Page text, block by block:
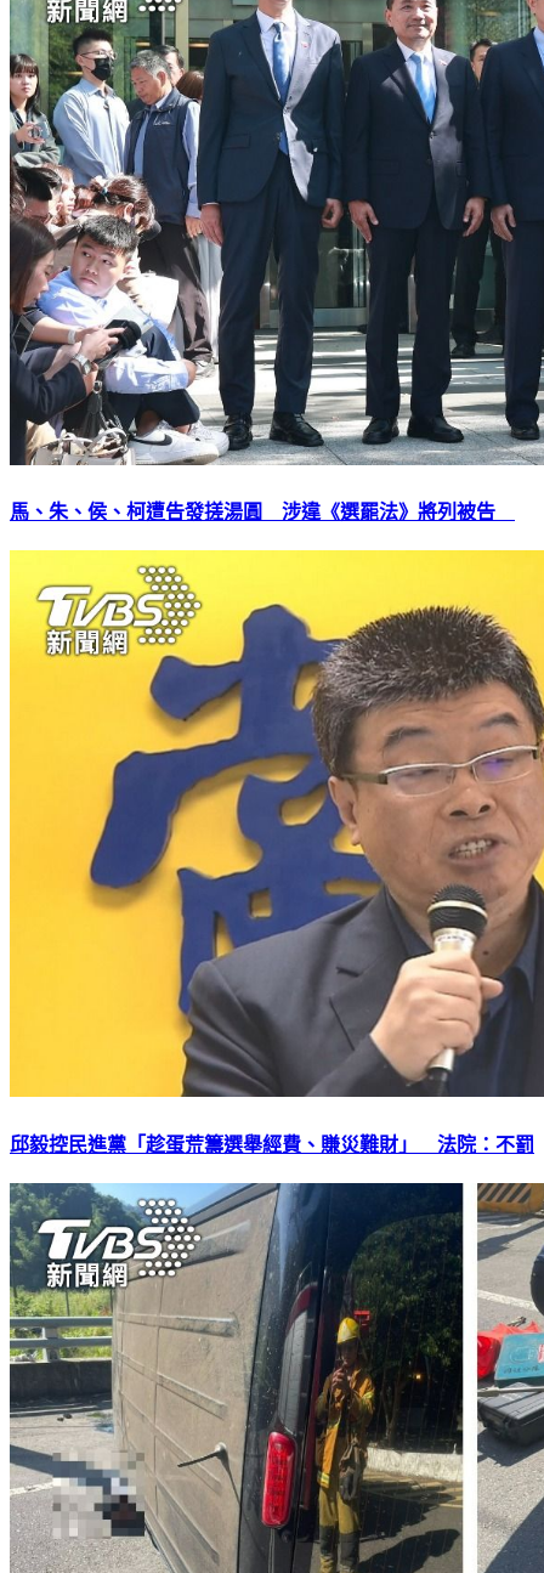
馬、朱、侯、柯遭告發搓湯圓 涉違《選罷法》將列被告
邱毅控民進黨「趁蛋荒籌選舉經費、賺災難財」 法院：不罰